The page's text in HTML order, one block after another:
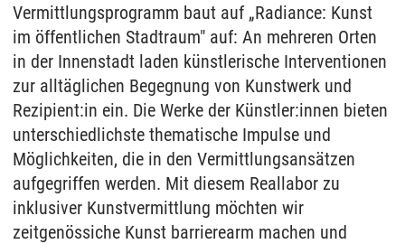
Vermittlungsprogramm baut auf „Radiance: Kunst
im öffentlichen Stadtraum" auf: An mehreren Orten
in der Innenstadt laden künstlerische Interventionen
zur alltäglichen Begegnung von Kunstwerk und
Rezipient:in ein. Die Werke der Künstler:innen bieten
unterschiedlichste thematische Impulse und
Möglichkeiten, die in den Vermittlungsansätzen
aufgegriffen werden. Mit diesem Reallabor zu
inklusiver Kunstvermittlung möchten wir
zeitgenössiche Kunst barrierearm machen und